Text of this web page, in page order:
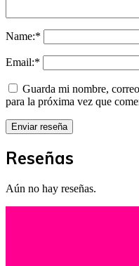
Name:*
Email:*
Guarda mi nombre,
para la próxima vez que
Reseñas
Aún no hay reseñas.